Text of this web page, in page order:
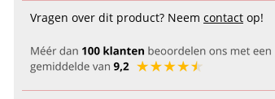
Vragen over dit product? Neem contact op!